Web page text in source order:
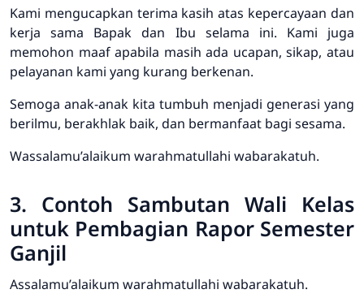
Kami mengucapkan terima kasih atas kepercayaan dan
kerja sama Bapak dan Ibu selama ini. Kami juga
memohon maaf apabila masih ada ucapan, sikap, atau
pelayanan kami yang kurang berkenan.
Semoga anak-anak kita tumbuh menjadi generasi yang
berilmu, berakhlak baik, dan bermanfaat bagi sesama.
Wassalamu’alaikum warahmatullahi wabarakatuh.
3. Contoh Sambutan Wali Kelas
untuk Pembagian Rapor Semester
Ganjil
Assalamu’alaikum warahmatullahi wabarakatuh.